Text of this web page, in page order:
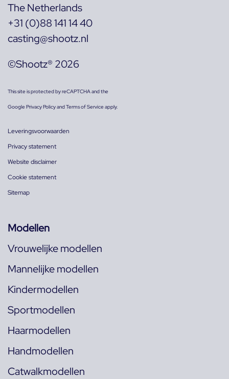
The Netherlands
+31 (0)88 141 14 40
casting@shootz.nl
©Shootz® 2026
This site is protected by reCAPTCHA and the
GooglePrivacy PolicyandTerms of Serviceapply.
Leveringsvoorwaarden
Privacy statement
Website disclaimer
Cookie statement
Sitemap
Modellen
Vrouwelijke modellen
Mannelijke modellen
Kindermodellen
Sportmodellen
Haarmodellen
Handmodellen
Catwalkmodellen